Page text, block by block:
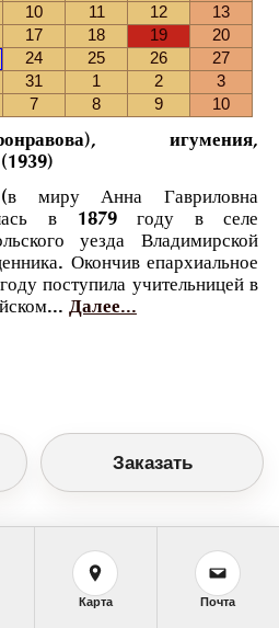
10 11 12
13
17 18 19
20
24 25 26
27
31 1 2
3
7 8 9 10
игумения,
миру Анна Гавриловна
в 1879 году в селе
уезда Владимирской
Окончив епархиальное
поступила учительницей в
Далее...
календарь
(10 Января по старому
Заказать
Карта Почта